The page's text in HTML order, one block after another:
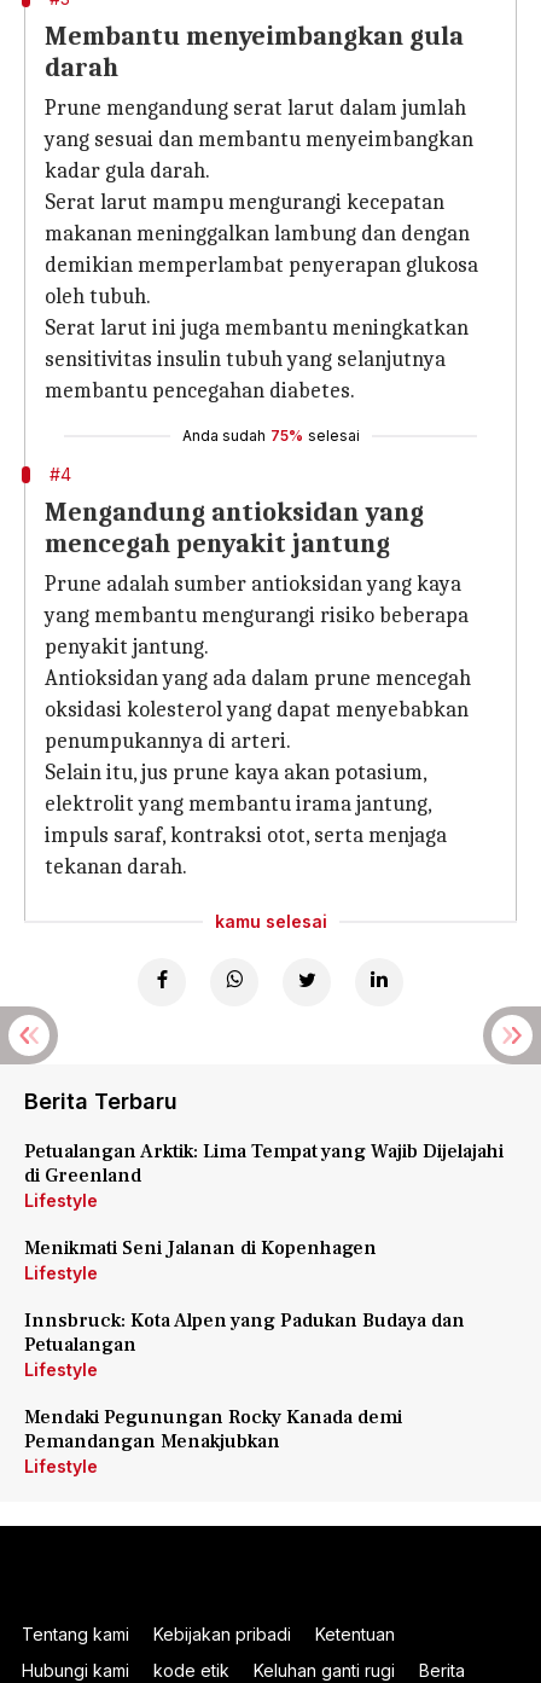
Membantu menyeimbangkan gula
darah
Prune mengandung serat larut dalam jumlah
yang sesuai dan membantu menyeimbangkan
kadar gula darah.
Serat larut mampu mengurangi kecepatan
makanan meninggalkan lambung dan dengan
demikian memperlambat penyerapan glukosa
oleh tubuh.
Serat larut ini juga membantu meningkatkan
sensitivitas insulin tubuh yang selanjutnya
membantu pencegahan diabetes.
Anda sudah 75% selesai
#4
Mengandung antioksidan yang
mencegah penyakit jantung
Prune adalah sumber antioksidan yang kaya
yang membantu mengurangi risiko beberapa
penyakit jantung.
Antioksidan yang ada dalam prune mencegah
oksidasi kolesterol yang dapat menyebabkan
penumpukannya di arteri.
Selain itu, jus prune kaya akan potasium,
elektrolit yang membantu irama jantung,
impuls saraf, kontraksi otot, serta menjaga
tekanan darah.
kamu selesai
Berita Terbaru
Petualangan Arktik: Lima Tempat yang Wajib Dijelajahi
di Greenland
Lifestyle
Menikmati Seni Jalanan di Kopenhagen
Lifestyle
Innsbruck: Kota Alpen yang Padukan Budaya dan
Petualangan
Lifestyle
Mendaki Pegunungan Rocky Kanada demi
Pemandangan Menakjubkan
Lifestyle
Tentang kami Kebijakan pribadi
Ketentuan
Hubungi kami
kode etik Keluhan ganti rugi Berita